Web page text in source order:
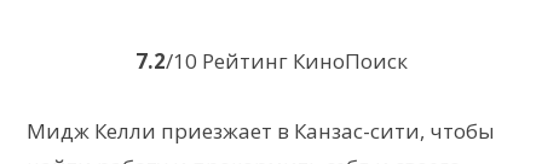
7.2/10 Рейтинг КиноПоиск
Мидж Келли приезжает в Канзас-сити, чтобы